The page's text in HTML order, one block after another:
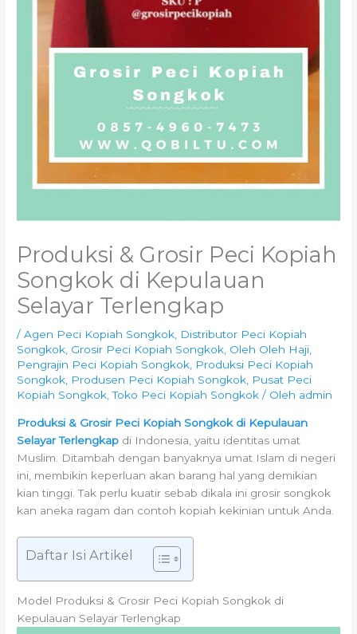
Produksi & Grosir Peci Kopiah
Songkok di Kepulauan
Selayar Terlengkap
/Agen Peci Kopiah Songkok Distributor Peci Kopiah
Songkok Grosir Peci Kopiah Songkok Oleh Oleh Haji
Pengrajin Peci Kopiah Songkok Produksi Peci Kopiah
Songkok Produsen Peci Kopiah Songkok Pusat Peci
Kopiah Songkok ,Toko Peci Kopiah Songkok / Oleh admin
Produksi & Grosir Peci Kopiah Songkok di Kepulauan
Selayar Terlengkap di Indonesia, yaitu identitas umat
Muslim. Ditambah dengan banyaknya umat Islam di negeri
ini, membikin keperluan akan barang hal yang demikian
kian tinggi. Tak perlu kuatir sebab dikala ini grosir songkok
kan aneka ragam dan contoh kopiah kekinian untuk Anda.
Daftar Isi Artikel
Model Produksi & Grosir Peci Kopiah Songkok di
Kepulauan Selayar Terlengkap